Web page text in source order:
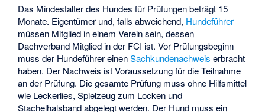
Das Mindestalter des Hundes für Prüfungen beträgt 15
Monate. Eigentümer und, falls abweichend, Hundeführer
müssen Mitglied in einem Verein sein, dessen
Dachverband Mitglied in der FCI ist. Vor Prüfungsbeginn
muss der Hundeführer einenSachkundenachweis erbracht
haben. Der Nachweis ist Voraussetzung für die Teilnahme
an der Prüfung. Die gesamte Prüfung muss ohne Hilfsmittel
wie Leckerlies, Spielzeug zum Locken und
Stachelhalsband abgelegt werden. Der Hund muss ein